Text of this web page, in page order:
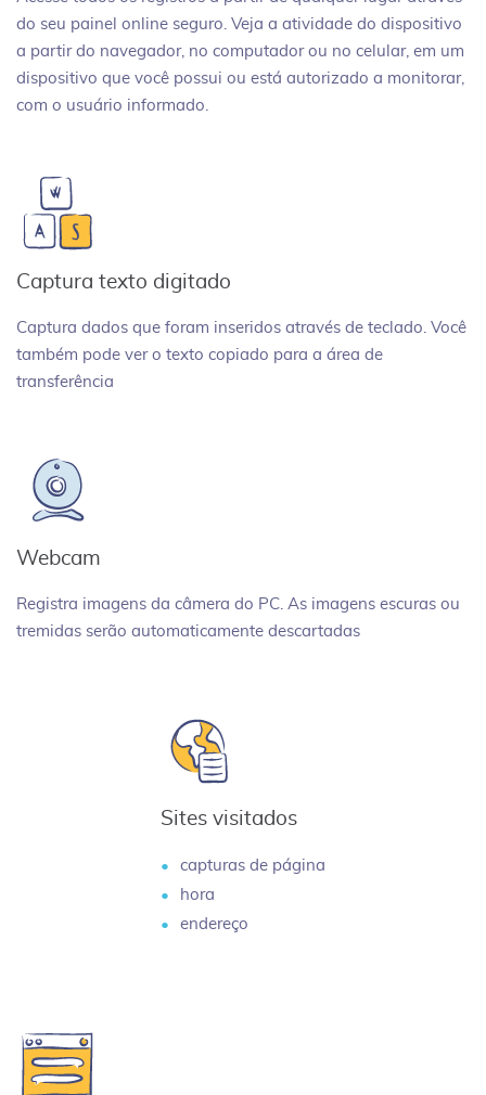
do seu painel online seguro. Veja a atividade do dispositivo
a partir do navegador, no computador ou no celular, em um
dispositivo que você possui ou está autorizado a monitorar,
com o usuário informado.
Captura texto digitado
Captura dados que foram inseridos através de teclado. Você
também pode ver o texto copiado para a área de
transferência
Webcam
Registra imagens da câmera do PC. As imagens escuras ou
tremidas serão automaticamente descartadas
Sites visitados
capturas de página
hora
endereço